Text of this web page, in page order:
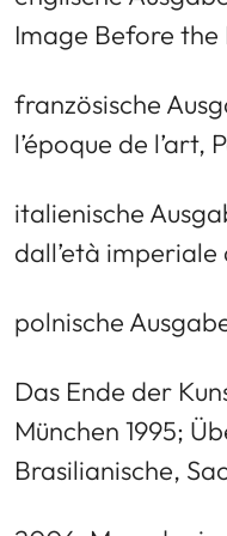
Image Before the
französische
l’époque de l’art,
italienische
dall’età
polnische
Das Ende der
München 1995;
Brasilianische,